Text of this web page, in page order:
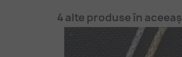
4 alte produse în